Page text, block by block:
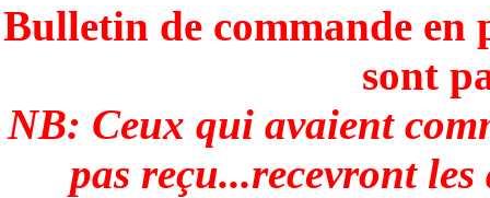
Bulletin de commande en
sont
NB: Ceux qui avaient
pas reçu...recevront